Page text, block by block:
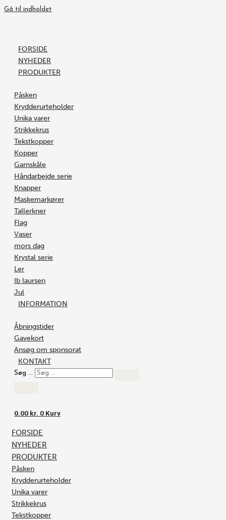
Gå til indholdet
FORSIDE
NYHEDER
PRODUKTER
Påsken
Krydderurteholder
Unika varer
Strikkekrus
Tekstkopper
Kopper
Garnskåle
Håndarbejde serie
Knapper
Maskemarkører
Tallerkner
Flag
Vaser
mors dag
Krystal serie
Ler
Ib laursen
Jul
INFORMATION
Åbningstider
Gavekort
Ansøg om sponsorat
KONTAKT
Søg …
0.00 kr. 0 Kurv
FORSIDE
NYHEDER
PRODUKTER
Påsken
Krydderurteholder
Unika varer
Strikkekrus
Tekstkopper